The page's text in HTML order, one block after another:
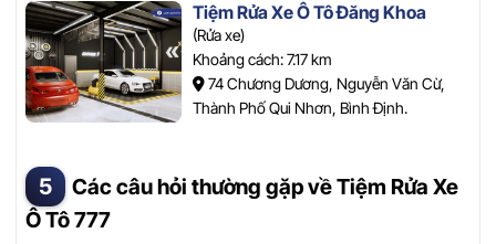
Tiệm Rửa Xe Ô Tô Đăng Khoa
(Rửa xe)
Khoảng cách: 7.17 km
74 Chương Dương, Nguyễn Văn Cừ,
Thành Phố Qui Nhơn, Bình Định.
Các câu hỏi thường gặp về Tiệm Rửa Xe
Ô Tô 777